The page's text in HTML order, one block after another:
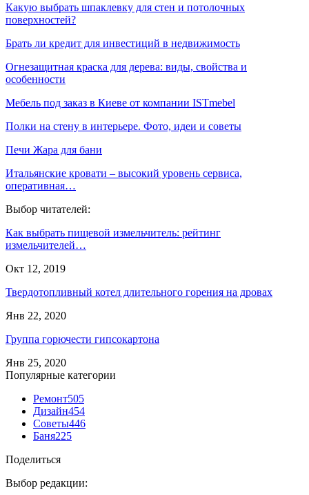
Какую выбрать шпаклевку для стен и потолочных
поверхностей?
Брать ли кредит для инвестиций в недвижимость
Огнезащитная краска для дерева: виды, свойства и
особенности
Мебель под заказ в Киеве от компании ISTmebel
Полки на стену в интерьере. Фото, идеи и советы
Печи Жара для бани
Итальянские кровати – высокий уровень сервиса,
оперативная…
Выбор читателей:
Как выбрать пищевой измельчитель: рейтинг
измельчителей…
Окт 12, 2019
Твердотопливный котел длительного горения на дровах
Янв 22, 2020
Группа горючести гипсокартона
Янв 25, 2020
Популярные категории
Ремонт505
Дизайн454
Советы446
Баня225
Поделиться
Выбор редакции: